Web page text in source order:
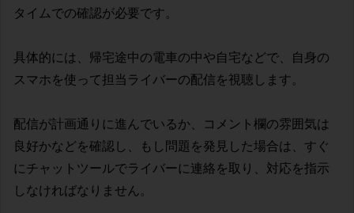
タイムでの確認が必要です。
具体的には、帰宅途中の電車の中や自宅などで、自身の
スマホを使って担当ライバーの配信を視聴します。
配信が計画通りに進んでいるか、コメント欄の雰囲気は
良好かなどを確認し、もし問題を発見した場合は、すぐ
にチャットツールでライバーに連絡を取り、対応を指示
しなければなりません。